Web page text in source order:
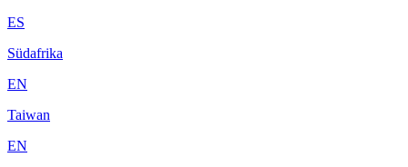
ES
Südafrika
EN
Taiwan
EN